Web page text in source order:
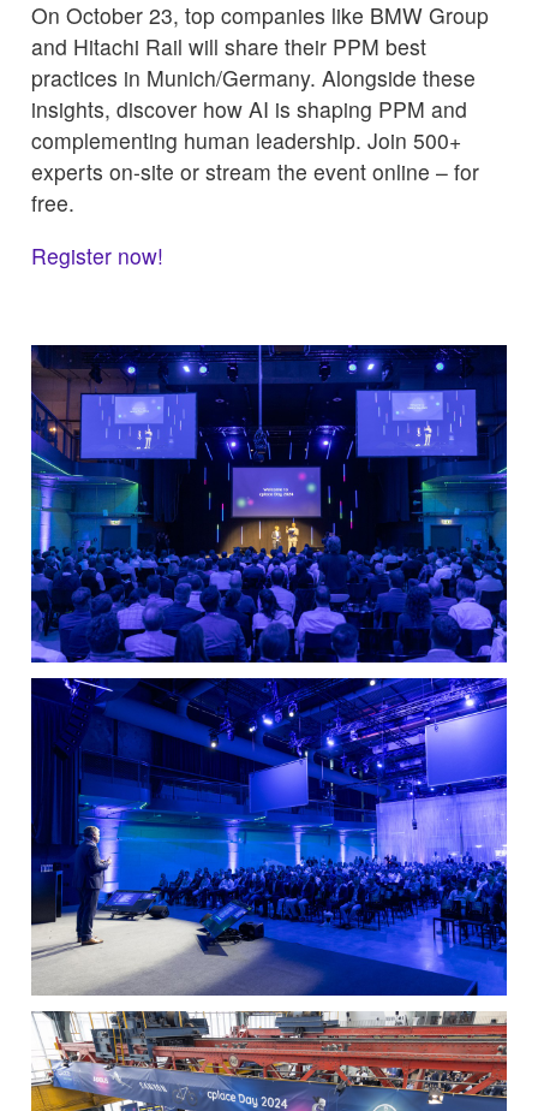
On October 23, top companies like BMW Group
and Hitachi Rail will share their PPM best
practices in Munich/Germany. Alongside these
insights, discover how AI is shaping PPM and
complementing human leadership. Join 500+
experts on-site or stream the event online – for
free.
Register now!